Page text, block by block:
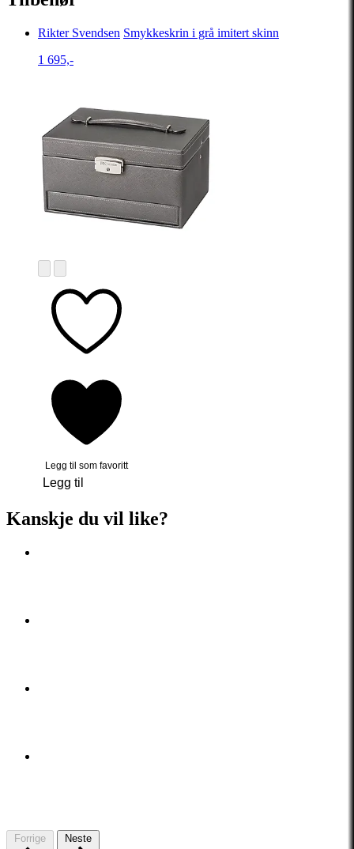
Rikter Svendsen Smykkeskrin i grå imitert skinn
1 695,-
Legg til som favoritt
Legg til
Kanskje du vil like?
Forrige Neste